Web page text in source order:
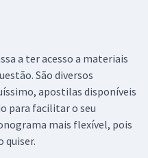
a ter acesso a materiais
São diversos
apostilas disponíveis
para facilitar o seu
mais flexível, pois
quiser.